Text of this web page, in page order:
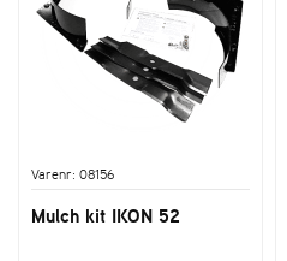
Varenr: 08156
Mulch kit IKON 52